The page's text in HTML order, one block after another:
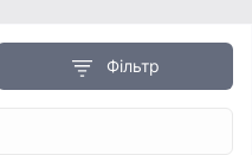
Фільтр